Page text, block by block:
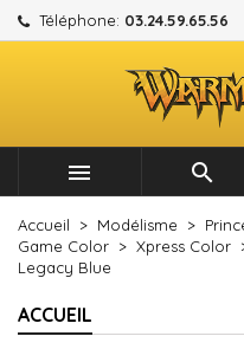
Téléphone: 03.24.59.65.56
 
Accueil Modélisme
Game Color
Xpress Color
Legacy Blue
ACCUEIL
Mes listes
Créer une nouvelle
Créer une liste
Nom de la liste d'envies
Annuler
Connexion
Vous devez être
votre liste d'envies.